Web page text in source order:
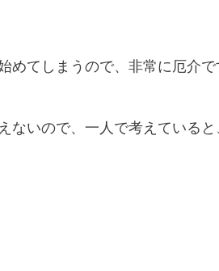
めてしまうので、非常に厄介
ないので、一人で考えている